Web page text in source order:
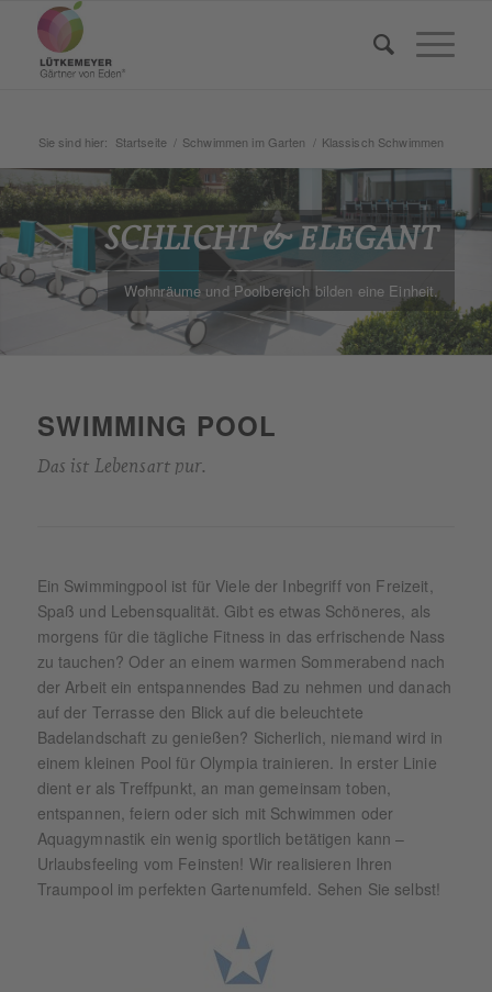
Sie sind hier: Startseite / Schwimmen im Garten / Klassisch Schwimmen
SCHLICHT & ELEGANT
Wohnräume und Poolbereich bilden eine Einheit.
SWIMMING POOL
Das ist Lebensart pur.
Ein Swimmingpool ist für Viele der Inbegriff von Freizeit,
Spaß und Lebensqualität. Gibt es etwas Schöneres, als
morgens für die tägliche Fitness in das erfrischende Nass
zu tauchen? Oder an einem warmen Sommerabend nach
der Arbeit ein entspannendes Bad zu nehmen und danach
auf der Terrasse den Blick auf die beleuchtete
Badelandschaft zu genießen? Sicherlich, niemand wird in
einem kleinen Pool für Olympia trainieren. In erster Linie
dient er als Treffpunkt, an man gemeinsam toben,
entspannen, feiern oder sich mit Schwimmen oder
Aquagymnastik ein wenig sportlich betätigen kann –
Urlaubsfeeling vom Feinsten! Wir realisieren Ihren
Traumpool im perfekten Gartenumfeld. Sehen Sie selbst!